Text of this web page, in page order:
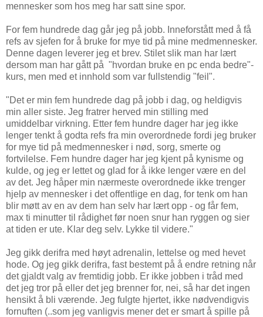
mennesker som hos meg har satt sine spor.
For fem hundrede dag går jeg på jobb. Inneforstått med å få
refs av sjefen for å bruke for mye tid på mine medmennesker.
Denne dagen leverer jeg et brev. Stilet slik man har lært
dersom man har gått på "hvordan bruke en pc enda bedre"-
kurs, men med et innhold som var fullstendig "feil".
"Det er min fem hundrede dag på jobb i dag, og heldigvis
min aller siste. Jeg fratrer herved min stilling med
umiddelbar virkning. Etter fem hundre dager har jeg ikke
lenger tenkt å godta refs fra min overordnede fordi jeg bruker
for mye tid på medmennesker i nød, sorg, smerte og
fortvilelse. Fem hundre dager har jeg kjent på kynisme og
kulde, og jeg er lettet og glad for å ikke lenger være en del
av det. Jeg håper min nærmeste overordnede ikke trenger
hjelp av mennesker i det offentlige en dag, for tenk om han
blir møtt av en av dem han selv har lært opp - og får fem,
max ti minutter til rådighet før noen snur han ryggen og sier
at tiden er ute. Klar deg selv. Lykke til videre."
Jeg gikk derifra med høyt adrenalin, lettelse og med hevet
hode. Og jeg gikk derifra, fast bestemt på å endre retning når
det gjaldt valg av fremtidig jobb. Er ikke jobben i tråd med
det jeg tror på eller det jeg brenner for, nei, så har det ingen
hensikt å bli værende. Jeg fulgte hjertet, ikke nødvendigvis
fornuften (..som jeg vanligvis mener det er smart å spille på